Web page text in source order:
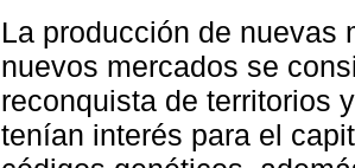
La producción de nuevas
nuevos mercados se
reconquista de territorios
tenían interés para el